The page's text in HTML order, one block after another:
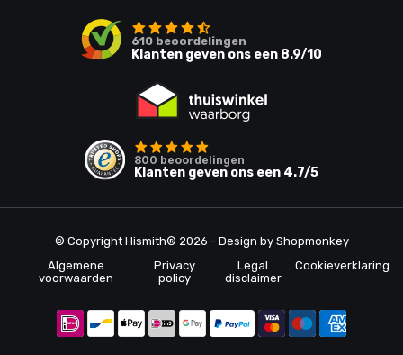
610 beoordelingen
Klanten geven ons een 8.9/10
800 beoordelingen
Klanten geven ons een 4.7/5
© Copyright Hismith® 2026 - Design by Shopmonkey
Algemene
voorwaarden
Privacy
policy
Legal
disclaimer
Cookieverklaring